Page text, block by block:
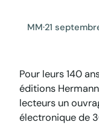
MM·21
Pour leurs 140
éditions
lecteurs un
électronique de